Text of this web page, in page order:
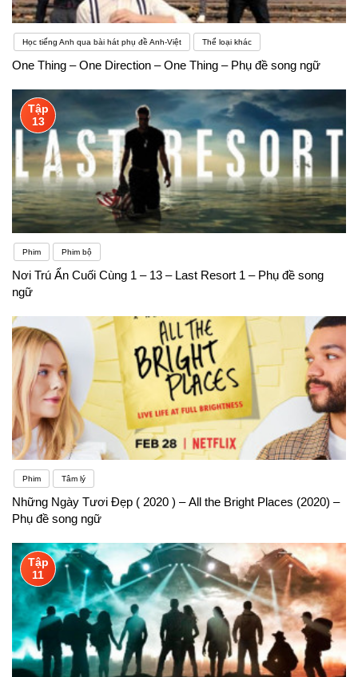
Học tiếng Anh qua bài hát phụ đề Anh-Việt Thể loại khác
One Thing – One Direction – One Thing – Phụ đề song ngữ
Tập
13
Phim Phim bộ
Nơi Trú Ẩn Cuối Cùng 1 – 13 – Last Resort 1 – Phụ đề song
ngữ
Phim Tâm lý
Những Ngày Tươi Đẹp ( 2020 ) – All the Bright Places (2020) –
Phụ đề song ngữ
Tập
11